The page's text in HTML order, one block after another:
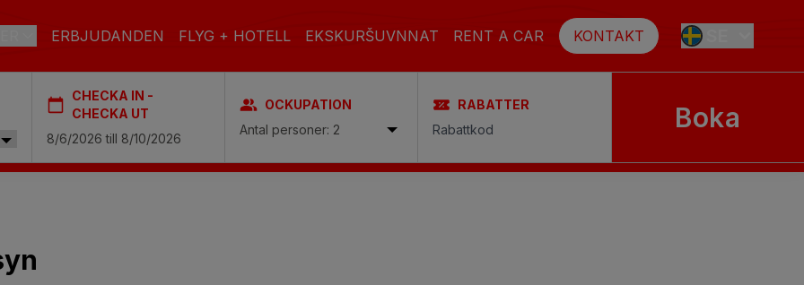
ERBJUDANDEN FLYG + HOTELL EKSKURŠUVNNAT RENT A CAR KONTAKT
CHECKA IN -
CHECKA UT
OCKUPATION
Antal personer: 2
RABATTER Boka